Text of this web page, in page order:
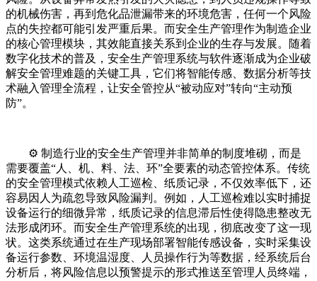
的机械伤害，再到危化品泄漏带来的环境危害，任何一个风险
点的失控都可能引发严重后果。而安全生产管理作为制造企业
的核心管理模块，其效能直接关系到企业的生存与发展。随着
数字化技术的普及，安全生产管理系统与软件逐渐成为企业破
解安全管理难题的关键工具，它们将智能传感、数据分析等技
术融入管理全流程，让安全管控从“被动应对”转向“主动预
防”。
⚙️ 制造行业的安全生产管理并非简单的制度堆砌，而是
需要覆盖“人、机、料、法、环”全要素的动态管控体系。传统
的安全管理模式依赖人工巡检、纸质记录，不仅效率低下，还
容易因人为疏忽导致风险漏判。例如，人工巡检难以实时捕捉
设备运行的细微异常，纸质记录的信息滞后性使得隐患整改无
法形成闭环。而安全生产管理系统的出现，彻底改变了这一现
状。这类系统通过在生产现场部署智能传感设备，实时采集设
备运行参数、环境温湿度、人员操作行为等数据，经系统后台
分析后，将风险信息以预警提示的形式推送至管理人员终端，